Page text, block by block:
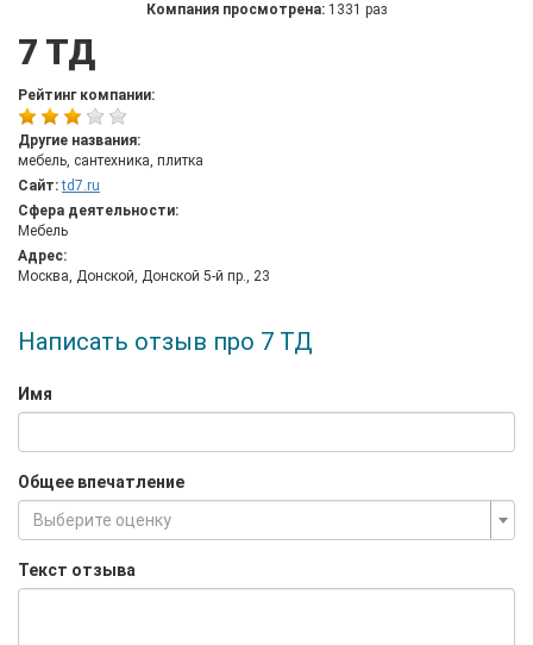
Компания просмотрена: 1331 раз
7 ТД
Рейтинг компании:
Другие названия:
мебель, сантехника, плитка
Сайт: td7.ru
Сфера деятельности:
Мебель
Адрес:
Москва, Донской, Донской 5-й пр., 23
Написать отзыв про 7 ТД
Имя
Общее впечатление
Выберите оценку
Текст отзыва